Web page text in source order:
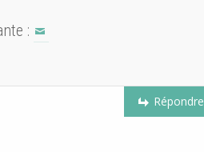
:
Répondre